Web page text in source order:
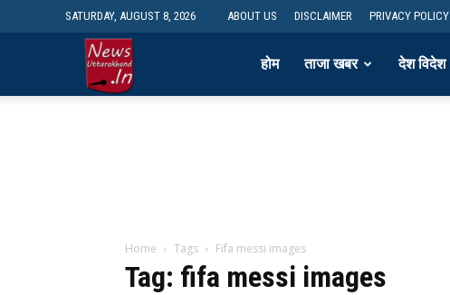
SATURDAY, AUGUST 8, 2026 ABOUT US DISCLAIMER PRIVACY POLICY
होम ताजा खबर देश विदेश
Home Tags Fifa messi images
Tag: fifa messi images